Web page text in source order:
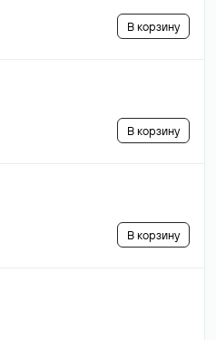
В корзину
В корзину
В корзину